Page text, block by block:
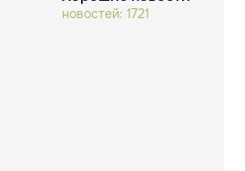
новостей: 1721